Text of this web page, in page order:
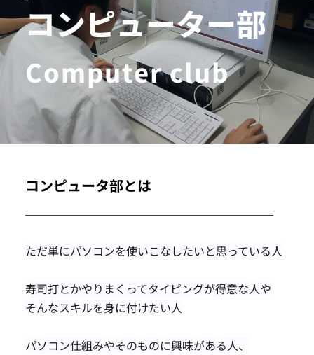
コンピューター部
Computer club
コンピュータ部とは
ただ単にパソコンを使いこなしたいと思っている人
寿司打とかやりまくってタイピングが得意な人や
そんなスキルを身に付けたい人
パソコン仕組みやそのものに興味がある人、